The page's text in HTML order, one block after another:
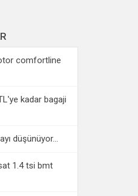
comfortline
kadar bagaji
düşünüyor...
1.4 tsi bmt